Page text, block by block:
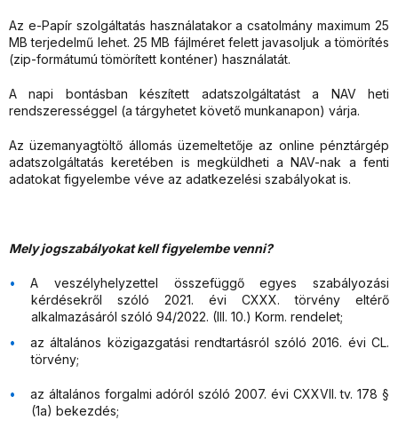
Az e-Papír szolgáltatás használatakor a csatolmány maximum 25
MB terjedelmű lehet. 25 MB fájlméret felett javasoljuk a tömörítés
(zip-formátumú tömörített konténer) használatát.
A napi bontásban készített adatszolgáltatást a NAV heti
rendszerességgel (a tárgyhetet követő munkanapon) várja.
Az üzemanyagtöltő állomás üzemeltetője az online pénztárgép
adatszolgáltatás keretében is megküldheti a NAV-nak a fenti
adatokat figyelembe véve az adatkezelési szabályokat is.
Mely jogszabályokat kell figyelembe venni?
A veszélyhelyzettel összefüggő egyes szabályozási
kérdésekről szóló 2021. évi CXXX. törvény eltérő
alkalmazásáról szóló 94/2022. (III. 10.) Korm. rendelet;
az általános közigazgatási rendtartásról szóló 2016. évi CL.
törvény;
az általános forgalmi adóról szóló 2007. évi CXXVII. tv. 178 §
(1a) bekezdés;